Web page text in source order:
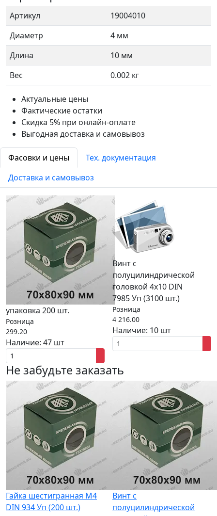
Артикул
19004010
Диаметр
4 мм
Длина
10 мм
Вес
0.002 кг
Актуальные цены
Фактические остатки
Скидка 5% при онлайн-оплате
Выгодная доставка и самовывоз
Фасовки и цены
Тех. документация
Доставка и самовывоз
упаковка 200 шт.
Розница
299.20
Наличие: 47 шт
Винт с
полуцилиндрической
головкой 4x10 DIN
7985 Уп (3100 шт.)
Розница
4 216.00
Наличие: 10 шт
Не забудьте заказать
Гайка шестигранная M4
DIN 934 Уп (200 шт.)
Винт с
полуцилиндрической